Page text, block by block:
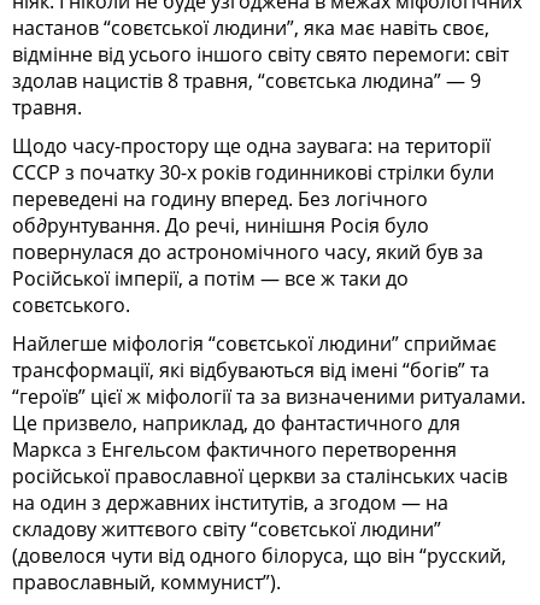
настанов “совєтської людини”, яка має навіть своє,
відмінне від усього іншого світу свято перемоги: світ
здолав нацистів 8 травня, “совєтська людина” — 9
травня.
Щодо часу-простору ще одна заувага: на території
СССР з початку 30-х років годинникові стрілки були
переведені на годину вперед. Без логічного
об∂рунтування. До речі, нинішня Росія було
повернулася до астрономічного часу, який був за
Російської імперії, а потім — все ж таки до
совєтського.
Найлегше міфологія “совєтської людини” сприймає
трансформації, які відбуваються від імені “богів” та
“героїв” цієї ж міфології та за визначеними ритуалами.
Це призвело, наприклад, до фантастичного для
Маркса з Енгельсом фактичного перетворення
російської православної церкви за сталінських часів
на один з державних інститутів, а згодом — на
складову життєвого світу “совєтської людини”
(довелося чути від одного білоруса, що він “русский,
православный, коммунист”).